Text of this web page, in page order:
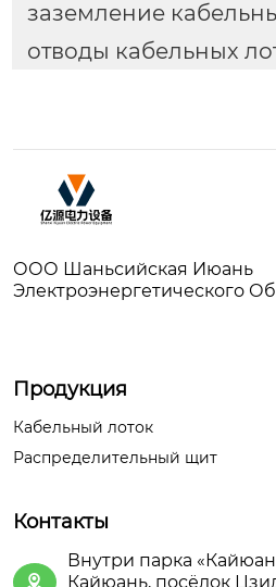
заземление
отводы кабельных
ООО Шаньсийская Июань
Электроэнергетического
Продукция
Кабельный лоток
Распределительный щит
Контакты

Внутри парка
Кайюань, посёлок